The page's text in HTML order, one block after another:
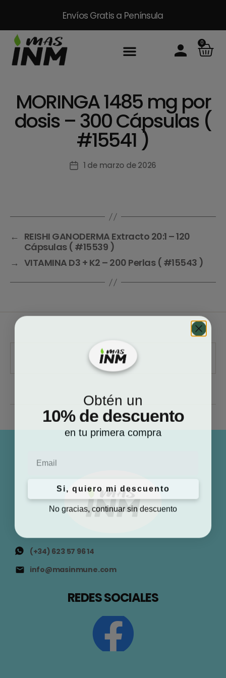
Envíos Gratis a Península
0
MORINGA 1485 mg por
dosis – 300 Cápsulas (
#15541 )
1 de marzo de 2026
← REISHI GANODERMA Extracto 20:1 – 120
Cápsulas ( #15539 )
→ VITAMINA D3 + K2 – 200 Perlas ( #15543 )
(+34) 623 57 96 14
info@masinmune.com
REDES SOCIALES
Obtén un
10% de descuento
en tu primera compra
Si, quiero mi descuento
No gracias, continuar sin descuento